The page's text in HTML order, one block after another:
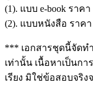
(1). แบบ e-book ราค
(2). แบบหนังสือ ราค
*** เอกสารชุดนี้จัดท
เท่านั้น เนื้อหาเป็นกา
เรียง มิใช่ข้อสอบจริ